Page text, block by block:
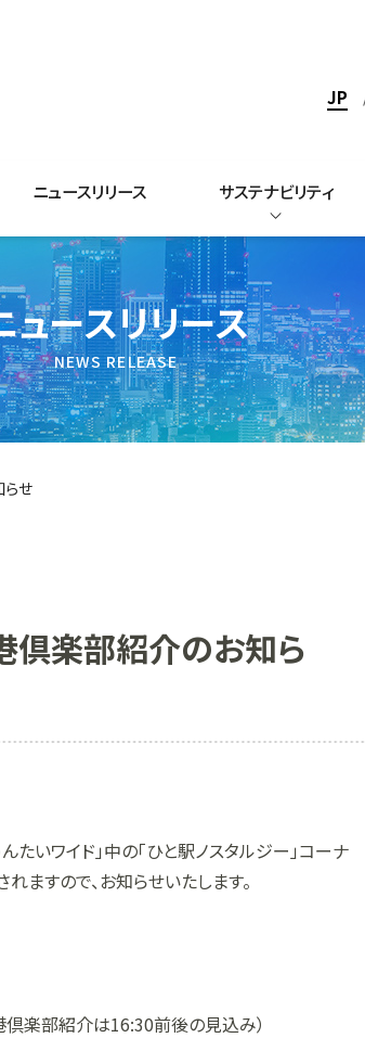
ュースリリース
NEWS RELEASE
JP
ニュースリリース サステナビリティ
らせ
倶楽部紹介のお知ら
いワイド」中の「ひと駅ノスタルジー」コーナ
ますので、お知らせいたします。
楽部紹介は16:30前後の見込み）